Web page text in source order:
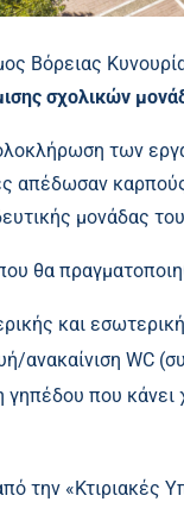
Βόρειας
σχολικών
των
απέδωσαν
μονάδας
θα
και
ανακαίνιση WC
γηπέδου που κάνει
την «Κτιριακές